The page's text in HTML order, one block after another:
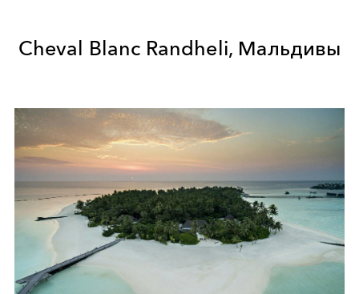
Cheval Blanc Randheli, Мальдивы